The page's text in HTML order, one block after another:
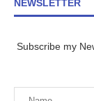
NEWSLETTER
Subscribe my